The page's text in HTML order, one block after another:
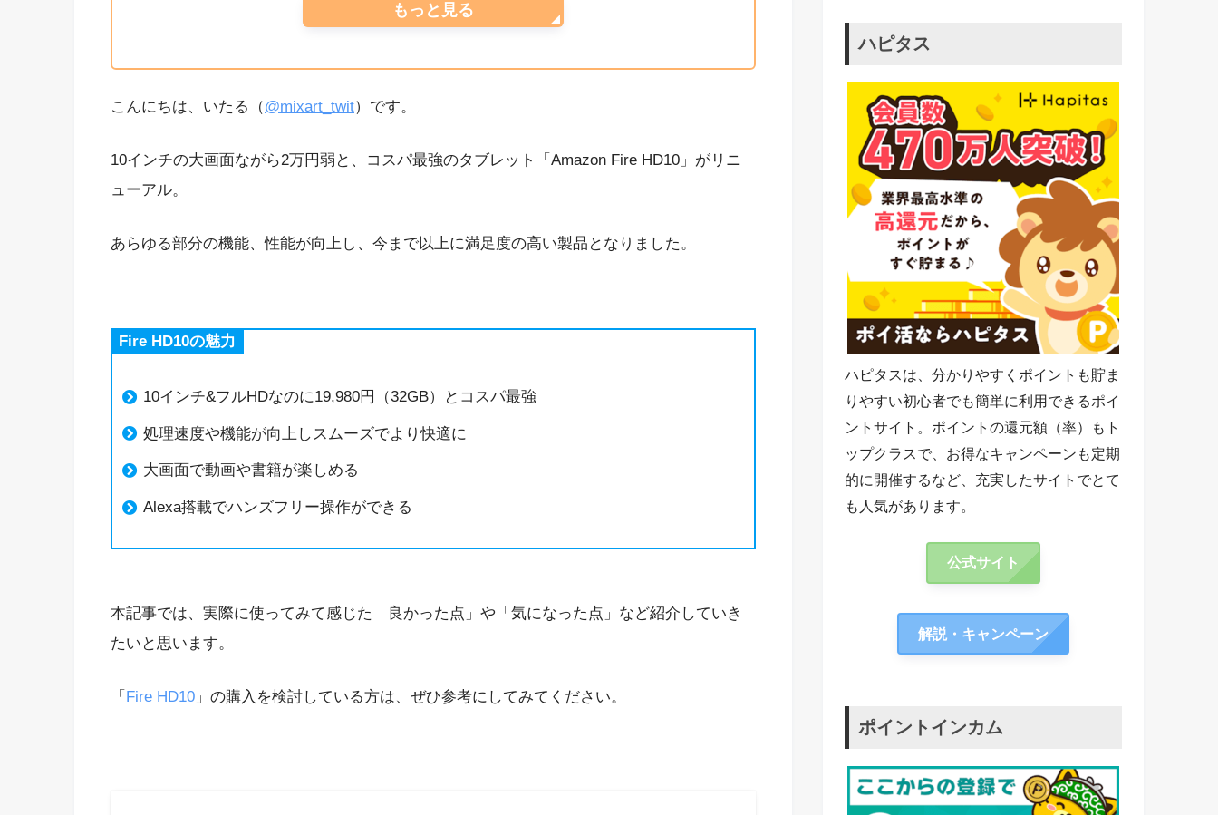
もっと見る
こんにちは、いたる（@mixart_twit）です。
10インチの大画面ながら2万円弱と、コスパ最強のタブレット「Amazon Fire HD10」がリニ
ューアル。
あらゆる部分の機能、性能が向上し、今まで以上に満足度の高い製品となりました。
Fire HD10の魅力
10インチ&フルHDなのに19,980円（32GB）とコスパ最強
処理速度や機能が向上しスムーズでより快適に
大画面で動画や書籍が楽しめる
Alexa搭載でハンズフリー操作ができる
本記事では、実際に使ってみて感じた「良かった点」や「気になった点」など紹介していき
たいと思います。
「 Fire HD10 」の購入を検討している方は、ぜひ参考にしてみてください。
ハピタス
ハピタスは、分かりやすくポイントも貯ま
りやすい初心者でも簡単に利用できるポイ
ントサイト。ポイントの還元額（率）もト
ップクラスで、お得なキャンペーンも定期
的に開催するなど、充実したサイトでとて
も人気があります。
公式サイト
解説・キャンペーン
ポイントインカム